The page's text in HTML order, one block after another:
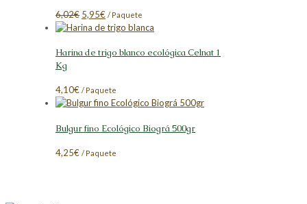
6,02€ El
precio
era:
5,95€El
precio
es:
/ Paquete
Harina de trigo blanco ecológica Celnat 1
Kg
4,10€ / Paquete
Bulgur fino Ecológico Biográ 500gr
4,25€ / Paquete